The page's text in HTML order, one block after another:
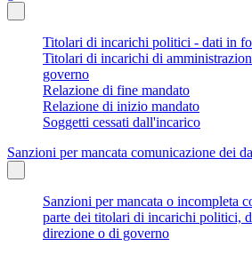
Titolari di incarichi politici - dati in
Titolari di incarichi di
governo
Relazione di fine mandato
Relazione di inizio mandato
Soggetti cessati dall'incarico
Sanzioni per mancata comunicazione dei
Sanzioni per mancata o incompleta
parte dei titolari di incarichi politici,
direzione o di governo